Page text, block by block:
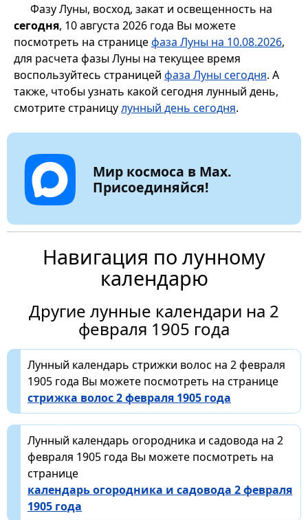
Фазу Луны, восход, закат и освещенность на
сегодня, 10 августа 2026 года Вы можете
посмотреть на страницефаза Луны на 10.08.2026,
для расчета фазы Луны на текущее время
воспользуйтесь страницей фаза Луны сегодня. А
также, чтобы узнать какой сегодня лунный день,
смотрите страницулунный день сегодня.
Мир космоса в Max.
Присоединяйся!
Навигация по лунному
календарю
Другие лунные календари на 2
февраля 1905 года
Лунный календарь стрижки волос на 2 февраля
1905 года Вы можете посмотреть на странице
стрижка волос 2 февраля 1905 года
Лунный календарь огородника и садовода на 2
февраля 1905 года Вы можете посмотреть на
странице
календарь огородника и садовода 2 февраля
1905 года